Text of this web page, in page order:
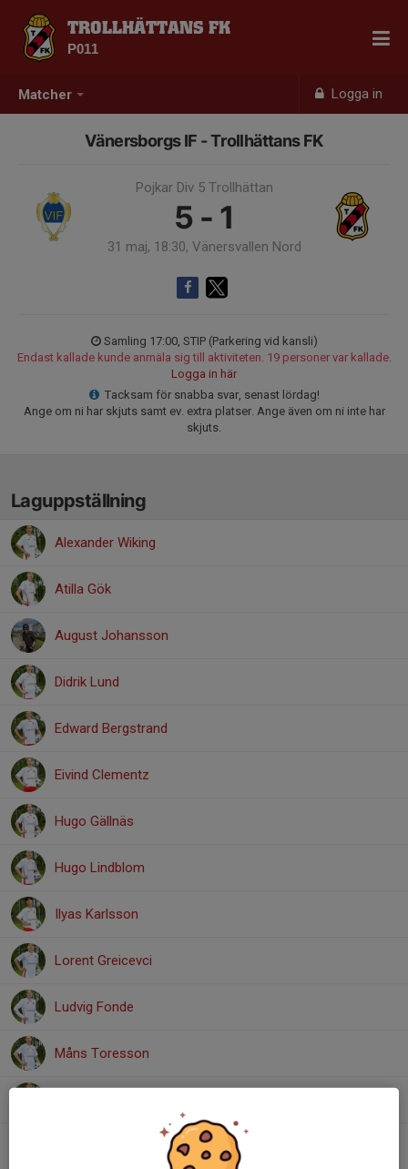
Matcher Logga in
TROLLHÄTTANS FK
P011
Vänersborgs IF - Trollhättans FK
Pojkar Div 5 Trollhättan
5 - 1
31 maj, 18:30, Vänersvallen Nord
Samling 17:00, STIP (Parkering vid kansli)
Endast kallade kunde anmäla sig till aktiviteten. 19 personer var kallade.
Logga in här
Tacksam för snabba svar, senast lördag!
Ange om ni har skjuts samt ev. extra platser. Ange även om ni inte har
skjuts.
Laguppställning
Alexander Wiking
Atilla Gök
August Johansson
Didrik Lund
Edward Bergstrand
Eivind Clementz
Hugo Gällnäs
Hugo Lindblom
Ilyas Karlsson
Lorent Greicevci
Ludvig Fonde
Måns Toresson